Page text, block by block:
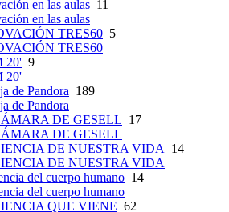
en las aulas 11
en las aulas
TRES60 5
TRES60
20' 9
20'
de Pandora 189
de Pandora
DE GESELL 17
DE GESELL
DE NUESTRA VIDA
14
DE NUESTRA VIDA
del cuerpo humano 14
del cuerpo humano
QUE VIENE 62